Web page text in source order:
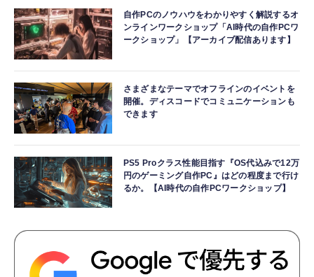
自作PCのノウハウをわかりやすく解説するオ
ンラインワークショップ「AI時代の自作PCワ
ークショップ」【アーカイブ配信あります】
さまざまなテーマでオフラインのイベントを
開催。ディスコードでコミュニケーションも
できます
PS5 Proクラス性能目指す『OS代込みで12万
円のゲーミング自作PC』はどの程度まで行け
るか。【AI時代の自作PCワークショップ】